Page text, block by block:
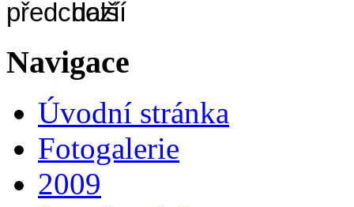
Navigace
Úvodní stránka
Fotogalerie
2009